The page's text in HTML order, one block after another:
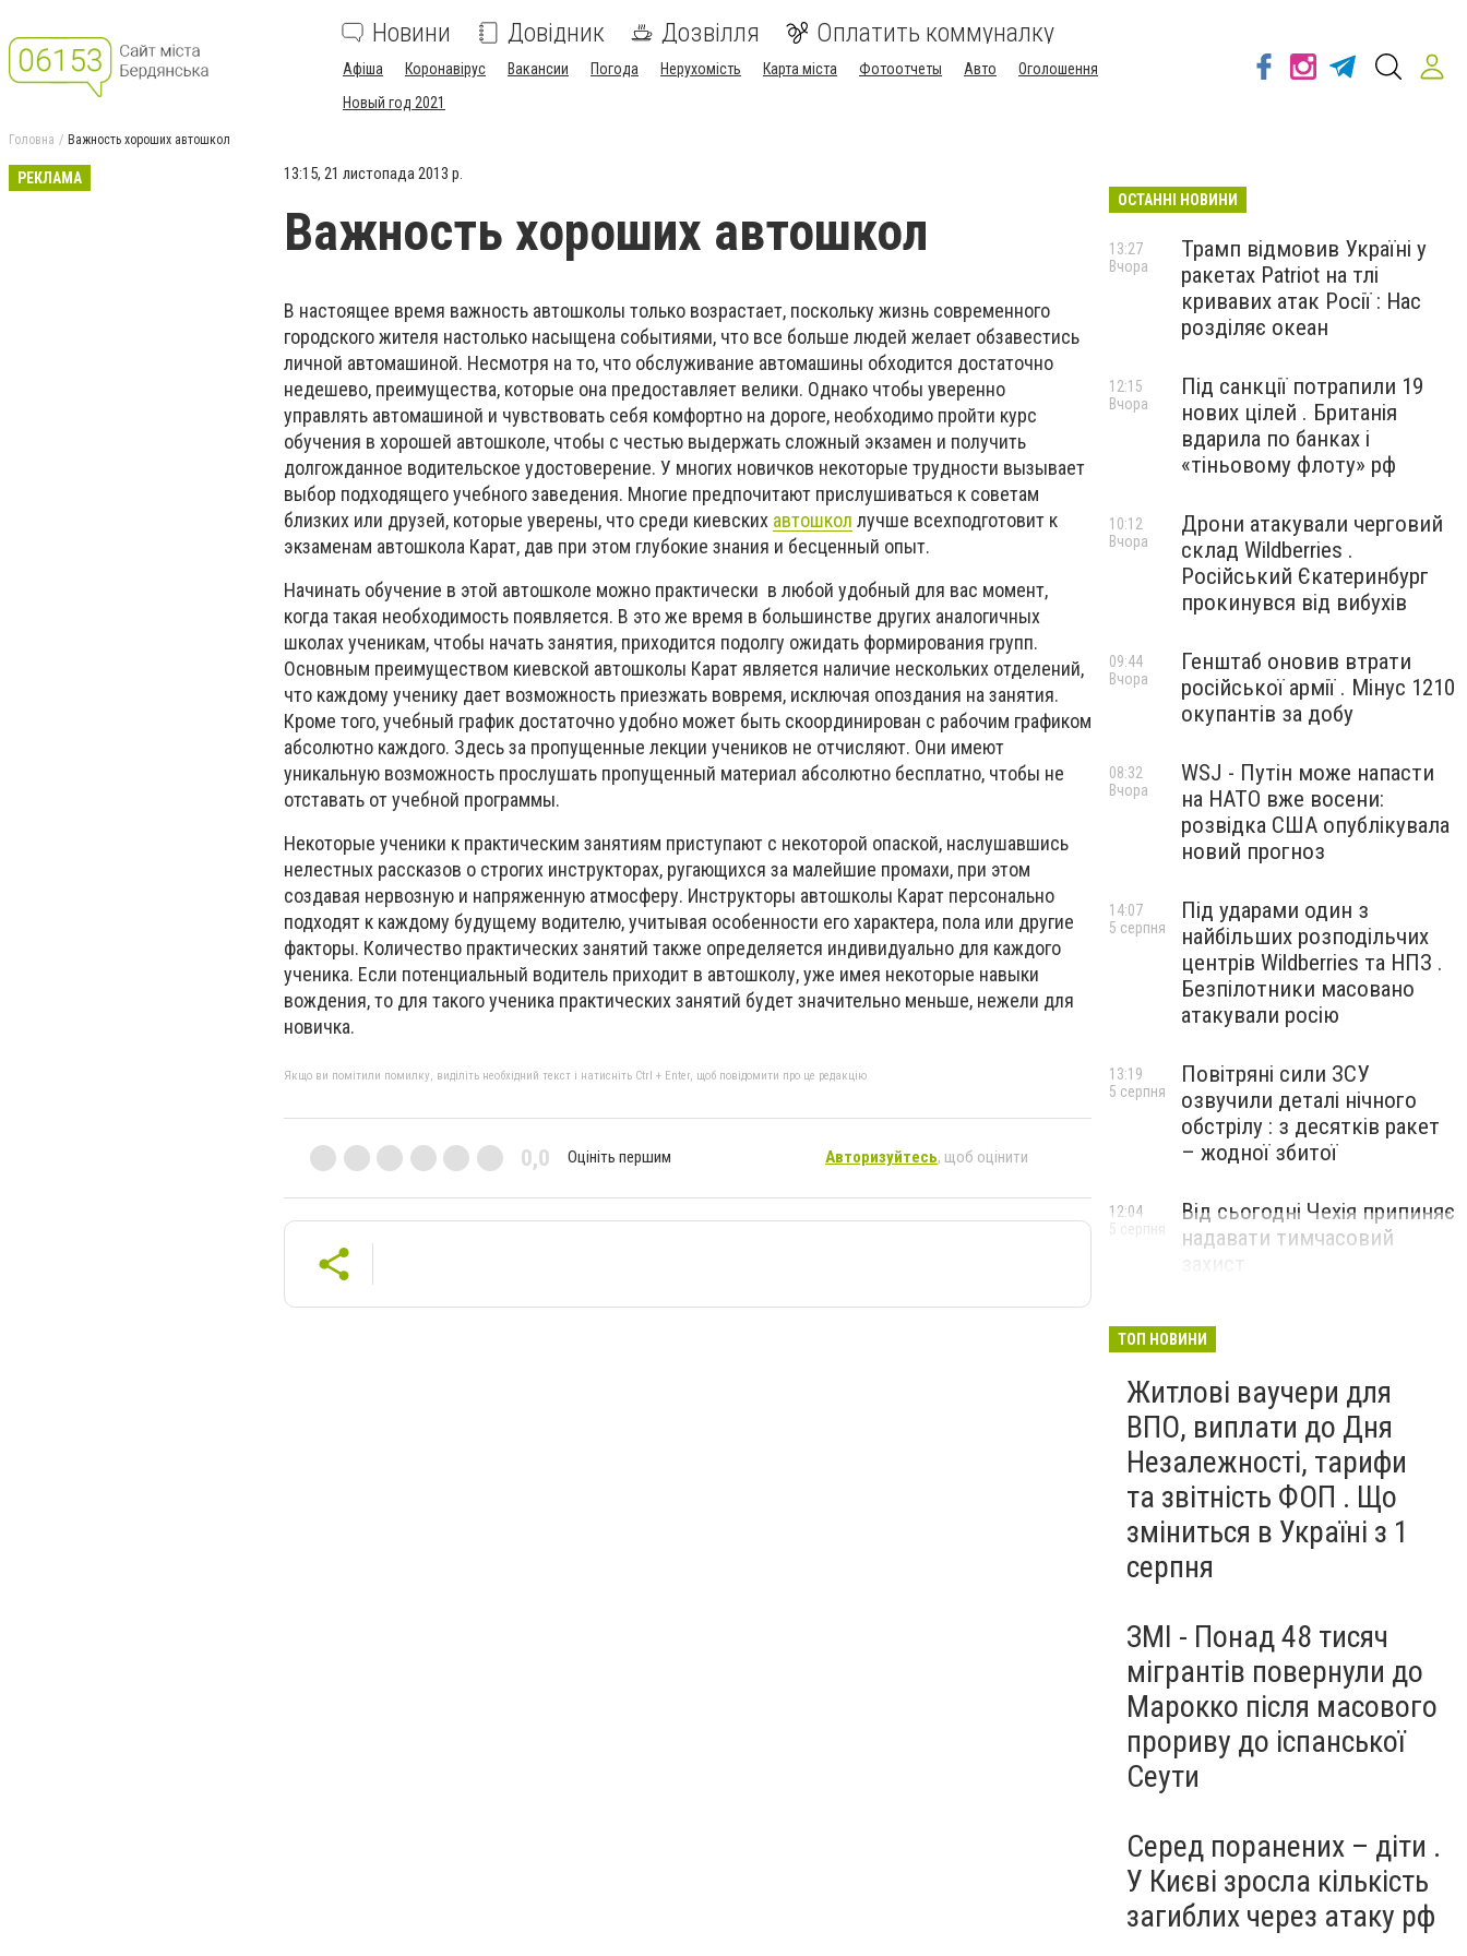
Новини Довідник Дозвілля Оплатить коммуналку
Афіша Коронавірус Вакансии Погода Нерухомість Карта міста Фотоотчеты Авто
Оголошення
Новый год 2021
Головна Важность хороших автошкол
РЕКЛАМА 13:15, 21 листопада 2013 р.
Важность хороших автошкол
В настоящее время важность автошколы только возрастает, поскольку жизнь современного
городского жителя настолько насыщена событиями, что все больше людей желает обзавестись
личной автомашиной. Несмотря на то, что обслуживание автомашины обходится достаточно
недешево, преимущества, которые она предоставляет велики. Однако чтобы уверенно
управлять автомашиной и чувствовать себя комфортно на дороге, необходимо пройти курс
обучения в хорошей автошколе, чтобы с честью выдержать сложный экзамен и получить
долгожданное водительское удостоверение. У многих новичков некоторые трудности вызывает
выбор подходящего учебного заведения. Многие предпочитают прислушиваться к советам
близких или друзей, которые уверены, что среди киевских автошкол лучше всехподготовит к
экзаменам автошкола Карат, дав при этом глубокие знания и бесценный опыт.
Начинать обучение в этой автошколе можно практически в любой удобный для вас момент,
когда такая необходимость появляется. В это же время в большинстве других аналогичных
школах ученикам, чтобы начать занятия, приходится подолгу ожидать формирования групп.
Основным преимуществом киевской автошколы Карат является наличие нескольких отделений,
что каждому ученику дает возможность приезжать вовремя, исключая опоздания на занятия.
Кроме того, учебный график достаточно удобно может быть скоординирован с рабочим графиком
абсолютно каждого. Здесь за пропущенные лекции учеников не отчисляют. Они имеют
уникальную возможность прослушать пропущенный материал абсолютно бесплатно, чтобы не
отставать от учебной программы.
Некоторые ученики к практическим занятиям приступают с некоторой опаской, наслушавшись
нелестных рассказов о строгих инструкторах, ругающихся за малейшие промахи, при этом
создавая нервозную и напряженную атмосферу. Инструкторы автошколы Карат персонально
подходят к каждому будущему водителю, учитывая особенности его характера, пола или другие
факторы. Количество практических занятий также определяется индивидуально для каждого
ученика. Если потенциальный водитель приходит в автошколу, уже имея некоторые навыки
вождения, то для такого ученика практических занятий будет значительно меньше, нежели для
новичка.
Якщо ви помітили помилку, виділіть необхідний текст і натисніть Ctrl + Enter, щоб повідомити про це редакцію
0,0 Оцініть першим Авторизуйтесь, щоб оцінити
ОСТАННІ НОВИНИ
Трамп відмовив Україні у
ракетах Patriot на тлі
кривавих атак Росії : Нас
розділяє океан
13:27
Вчора
Під санкції потрапили 19
нових цілей . Британія
вдарила по банках і
«тіньовому флоту» рф
12:15
Вчора
Дрони атакували черговий
склад Wildberries .
Російський Єкатеринбург
прокинувся від вибухів
10:12
Вчора
Генштаб оновив втрати
російської армії . Мінус 1210
окупантів за добу
09:44
Вчора
WSJ - Путін може напасти
на НАТО вже восени:
розвідка США опублікувала
новий прогноз
08:32
Вчора
Під ударами один з
найбільших розподільчих
центрів Wildberries та НПЗ .
Безпілотники масовано
атакували росію
14:07
5 серпня
Повітряні сили ЗСУ
озвучили деталі нічного
обстрілу : з десятків ракет
– жодної збитої
13:19
5 серпня
Від сьогодні Чехія припиняє
надавати тимчасовий
12:04
5 серпня
ТОП НОВИНИ
Житлові ваучери для
ВПО, виплати до Дня
Незалежності, тарифи
та звітність ФОП . Що
зміниться в Україні з 1
серпня
ЗМІ - Понад 48 тисяч
мігрантів повернули до
Марокко після масового
прориву до іспанської
Сеути
Серед поранених – діти .
У Києві зросла кількість
загиблих через атаку рф